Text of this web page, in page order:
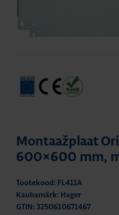
Montaažplaat
600×600 mm,
Tootekood: FL411A
Kaubamärk: Hager
GTIN: 3250610671467